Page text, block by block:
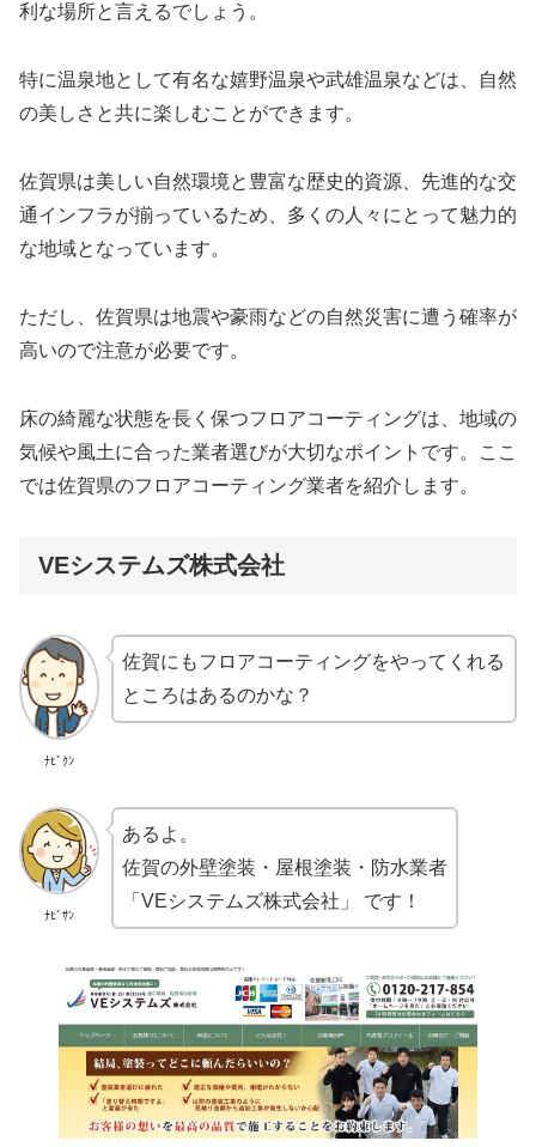
利な場所と言えるでしょう。
特に温泉地として有名な嬉野温泉や武雄温泉などは、自然
の美しさと共に楽しむことができます。
佐賀県は美しい自然環境と豊富な歴史的資源、先進的な交
通インフラが揃っているため、多くの人々にとって魅力的
な地域となっています。
ただし、佐賀県は地震や豪雨などの自然災害に遭う確率が
高いので注意が必要です。
床の綺麗な状態を長く保つフロアコーティングは、地域の
気候や風土に合った業者選びが大切なポイントです。ここ
では佐賀県のフロアコーティング業者を紹介します。
VEシステムズ株式会社
ﾅﾋﾞｸﾝ
佐賀にもフロアコーティングをやってくれる
ところはあるのかな？
ﾅﾋﾞｻﾝ
あるよ。
佐賀の外壁塗装・屋根塗装・防水業者
「VEシステムズ株式会社」 です！